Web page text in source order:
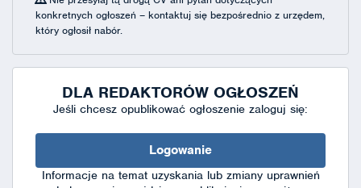
konkretnych ogłoszeń – kontaktuj się bezpośrednio z urzędem,
który ogłosił nabór.
DLA REDAKTORÓW OGŁOSZEŃ
Jeśli chcesz opublikować ogłoszenie zaloguj się:
Logowanie
Informacje na temat uzyskania lub zmiany uprawnień